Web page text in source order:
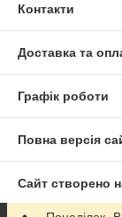
Контакти
Доставка та
Графік роботи
Повна версія
Сайт створено